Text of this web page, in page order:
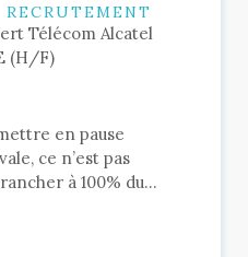
RECRUTEMENT
Télécom Alcatel
(H/F)
en pause
ce n’est pas
à 100% du...